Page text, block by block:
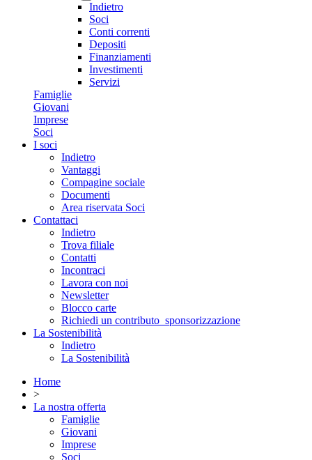
Indietro
Soci
Conti correnti
Depositi
Finanziamenti
Investimenti
Servizi
Famiglie
Giovani
Imprese
Soci
I soci
Indietro
Vantaggi
Compagine sociale
Documenti
Area riservata Soci
Contattaci
Indietro
Trova filiale
Contatti
Incontraci
Lavora con noi
Newsletter
Blocco carte
Richiedi un contributo_sponsorizzazione
La Sostenibilità
Indietro
La Sostenibilità
Home
>
La nostra offerta
Famiglie
Giovani
Imprese
Soci